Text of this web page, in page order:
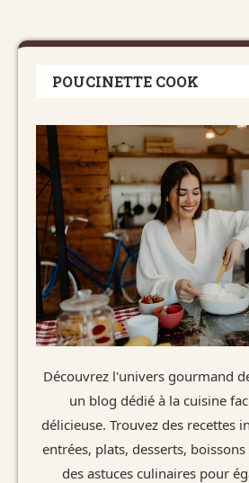
POUCINETTE COOK
Découvrez l'univers gourmand
un blog dédié à la cuisine
délicieuse. Trouvez des recettes
entrées, plats, desserts,
des astuces culinaires pour